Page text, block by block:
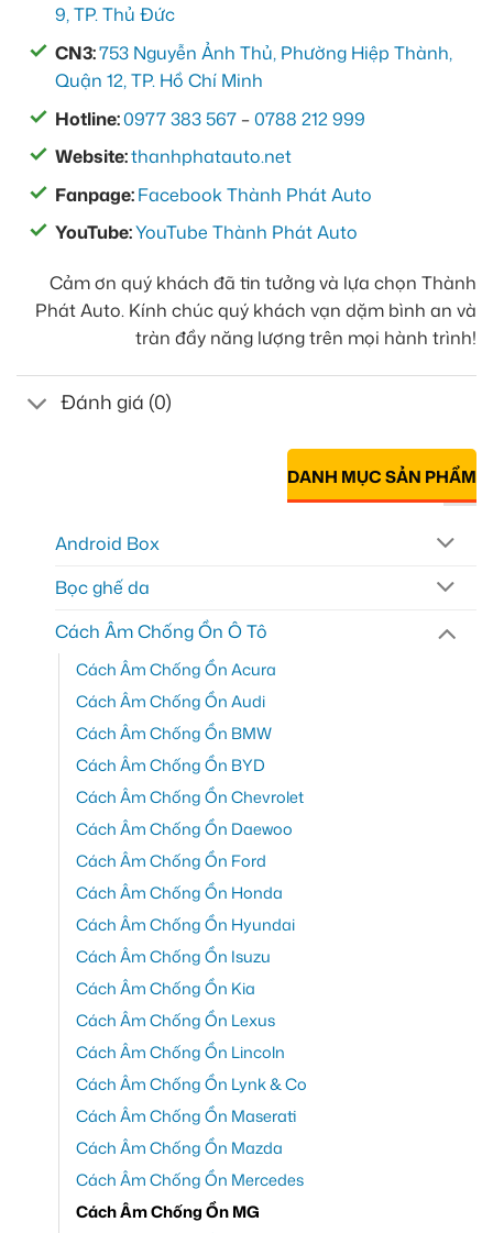
9, TP. Thủ Đức
CN3:753 Nguyễn Ảnh Thủ, Phường Hiệp Thành,
Quận 12, TP. Hồ Chí Minh
Hotline:0977 383 567 –0788 212 999
Website:thanhphatauto.net
Fanpage:Facebook Thành Phát Auto
YouTube:YouTube Thành Phát Auto
Cảm ơn quý khách đã tin tưởng và lựa chọn Thành
Phát Auto. Kính chúc quý khách vạn dặm bình an và
tràn đầy năng lượng trên mọi hành trình!
Đánh giá (0)
DANH MỤC SẢN PHẨM
Android Box
Bọc ghế da
Cách Âm Chống Ồn Ô Tô
Cách Âm Chống Ồn Acura
Cách Âm Chống Ồn Audi
Cách Âm Chống Ồn BMW
Cách Âm Chống Ồn BYD
Cách Âm Chống Ồn Chevrolet
Cách Âm Chống Ồn Daewoo
Cách Âm Chống Ồn Ford
Cách Âm Chống Ồn Honda
Cách Âm Chống Ồn Hyundai
Cách Âm Chống Ồn Isuzu
Cách Âm Chống Ồn Kia
Cách Âm Chống Ồn Lexus
Cách Âm Chống Ồn Lincoln
Cách Âm Chống Ồn Lynk & Co
Cách Âm Chống Ồn Maserati
Cách Âm Chống Ồn Mazda
Cách Âm Chống Ồn Mercedes
Cách Âm Chống Ồn MG